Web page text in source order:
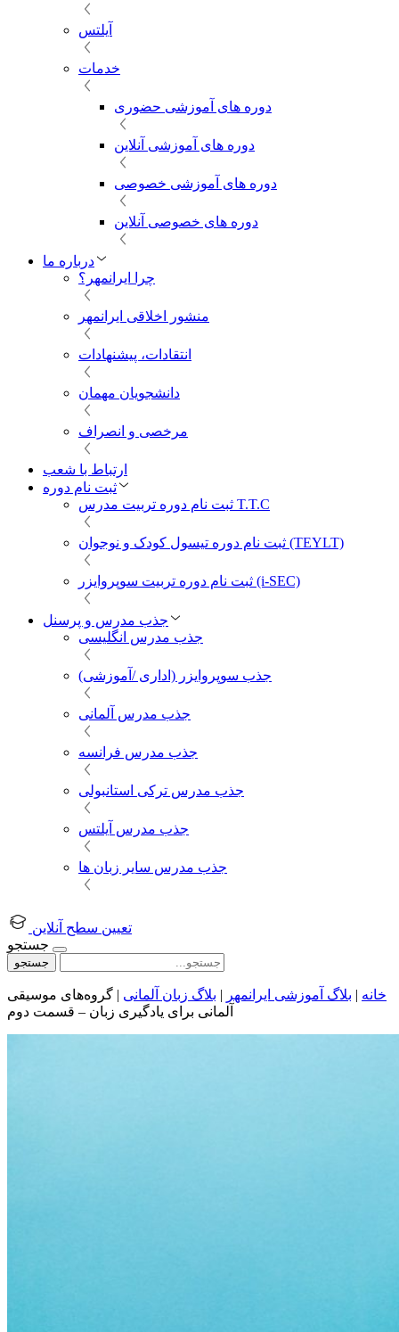
آیلتس
خدمات
دوره های آموزشی حضوری
دوره های آموزشی آنلاین
دوره های آموزشی خصوصی
دوره های خصوصی آنلاین
درباره ما
چرا ایرانمهر؟
منشور اخلاقی ایرانمهر
انتقادات، پیشنهادات
دانشجویان مهمان
مرخصی و انصراف
ارتباط با شعب
ثبت نام دوره
ثبت نام دوره تربیت مدرس T.T.C
ثبت نام دوره تیسول کودک و نوجوان (TEYLT)
ثبت نام دوره تربیت سوپروایزر (i-SEC)
جذب مدرس و پرسنل
جذب مدرس انگلیسی
جذب سوپروایزر (اداری /آموزشی)
جذب مدرس آلمانی
جذب مدرس فرانسه
جذب مدرس ترکی استانبولی
جذب مدرس آیلتس
جذب مدرس سایر زبان ها
تعیین سطح آنلاین
جستجو
جستجو
خانه | بلاگ آموزشی ایرانمهر | بلاگ زبان آلمانی | گروه‌های موسیقی
آلمانی برای یادگیری زبان – قسمت دوم